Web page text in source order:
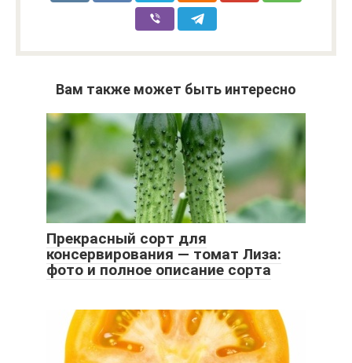
Вам также может быть интересно
Прекрасный сорт для
консервирования — томат Лиза:
фото и полное описание сорта